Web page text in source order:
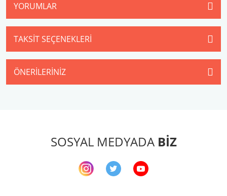
YORUMLAR
TAKSIT SEÇENEKLERI
ÖNERILERINIZ
SOSYAL MEDYADA BİZ